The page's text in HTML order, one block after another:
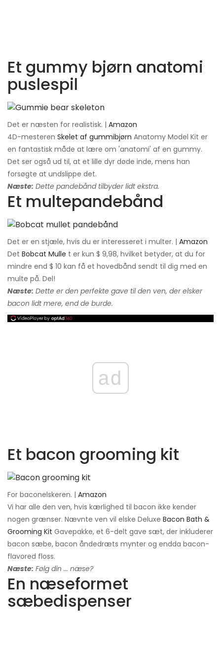
Et gummy bjørn anatomi
puslespil
Det er næsten for realistisk. | Amazon
4D-mesteren Skelet af gummibjørn Anatomy Model Kit er
en fantastisk måde at lære om 'anatomi' af en gummy.
Det ser også ud til, at et lille dyr døde inde, mens han
forsøgte at undslippe det.
Næste: Dette pandebånd tilbyder lidt ekstra.
Et multepandebånd
Det er en stjæle, hvis du er interesseret i multer. | Amazon
Det Bobcat Mulle t er kun $ 9,98, hvilket betyder, at du for
mindre end $ 10 kan få et hovedbånd sendt til dig med en
multe på. Del!
Næste: Dette er den perfekte gave til den ven, der elsker
bacon lidt mere, end de burde.
ad
Et bacon grooming kit
For baconelskeren. | Amazon
Vi har alle den ven, hvis kærlighed til bacon ikke kender
nogen grænser. Nævnte ven vil elske Deluxe Bacon Bath &
Grooming Kit Gavepakke, et 6-delt gave sæt, der inkluderer
bacon sæbe, bacon åndedræts mynter og endda bacon-
flavored floss.
Næste: Følg din ... næse?
En næseformet
sæbedispenser